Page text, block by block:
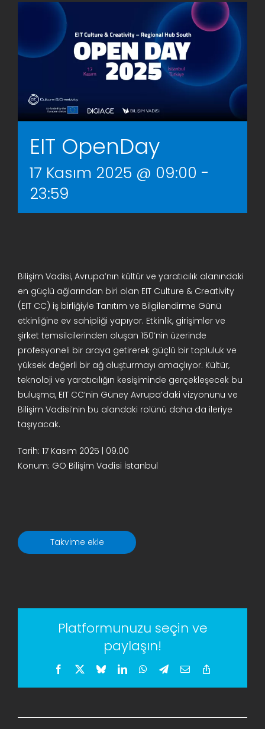
Kariyer Portal
Ara:
EIT OpenDay
17 Kasım 2025 @ 09:00 -
23:59
Bilişim Vadisi, Avrupa’nın kültür ve yaratıcılık alanındaki
en güçlü ağlarından biri olan EIT Culture & Creativity
(EIT CC) iş birliğiyle Tanıtım ve Bilgilendirme Günü
etkinliğine ev sahipliği yapıyor. Etkinlik, girişimler ve
şirket temsilcilerinden oluşan 150’nin üzerinde
profesyoneli bir araya getirerek güçlü bir topluluk ve
yüksek değerli bir ağ oluşturmayı amaçlıyor. Kültür,
teknoloji ve yaratıcılığın kesişiminde gerçekleşecek bu
buluşma, EIT CC’nin Güney Avrupa’daki vizyonunu ve
Bilişim Vadisi’nin bu alandaki rolünü daha da ileriye
taşıyacak.
Tarih: 17 Kasım 2025 | 09.00
Konum: GO Bilişim Vadisi İstanbul
Takvime ekle
Platformunuzu seçin ve
paylaşın!
Facebook BlueskyLinkedInWhatsApp
Telegram
E-